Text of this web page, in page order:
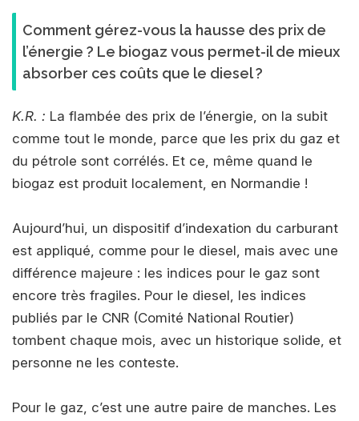
Comment gérez-vous la hausse des prix de
l’énergie ? Le biogaz vous permet-il de mieux
absorber ces coûts que le diesel ?
K.R. : La flambée des prix de l’énergie, on la subit
comme tout le monde, parce que les prix du gaz et
du pétrole sont corrélés. Et ce, même quand le
biogaz est produit localement, en Normandie !
Aujourd’hui, un dispositif d’indexation du carburant
est appliqué, comme pour le diesel, mais avec une
différence majeure : les indices pour le gaz sont
encore très fragiles. Pour le diesel, les indices
publiés par le CNR (Comité National Routier)
tombent chaque mois, avec un historique solide, et
personne ne les conteste.
Pour le gaz, c’est une autre paire de manches. Les